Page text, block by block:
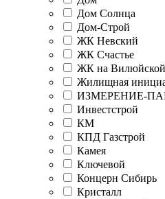
Дом Солнца
Дом-Строй
ЖК Невский
ЖК Счастье
ЖК на Вилюйской
Жилищная
ИЗМЕРЕНИЕ-
Инвестстрой
КМ
КПД Газстрой
Камея
Ключевой
Концерн Сибирь
Кристалл